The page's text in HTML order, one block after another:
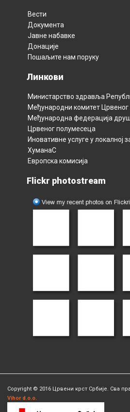
Вести
Документа
Јавне набавке
Донације
Пошаљите нам поруку
Линкови
Министарство здравља
Међународни комитет Црвеног
Међународна федерација
Црвеног полумесецa
Иновативне услуге у локалној
ХуманаС
Европска комисија
Flickr photostream
Copyright © 2016 Црвени крст Србије. Сва
Vihor d.o.o.